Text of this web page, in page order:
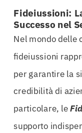
Fideiussioni:
Successo nel
Nel mondo delle
fideiussioni
per garantire la
credibilità di
particolare, le
supporto